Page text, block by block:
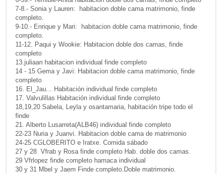
7-8.- Sonia y Lauren: habitacion doble cama matrimonio, finde
completo.
9-10.- Enrique y Mari: habitacion doble cama matrimonio, finde
completo.
11-12. Paqui y Wookie: Habitacion doble dos camas, finde
completo
13.juliaan habitacion individual finde completo
14 - 15 Gema y Javi: Habitacion doble cama matrimonio, finde
completo
16. El_Jau... Habitación individual finde completo
17. Valvulillas Habitación individual finde completo
18,19,20 Sabela, Leyla y osantamaria, habitación tripe todo el
finde
21. Alberto Lusarreta(ALB46) individual finde completo
22-23 Nuria y Juanvi. Habitacion doble cama de matrimonio
24-25 CGLOBERITO e Iratxe. Comida sábado
27 y 28 Vfrab y Rosa finde completo Hab. doble dos camas.
29 Vfrlopez finde completo hamaca individual
30 y 31 Mbel y Jaem Finde completo.Doble matrimonio.